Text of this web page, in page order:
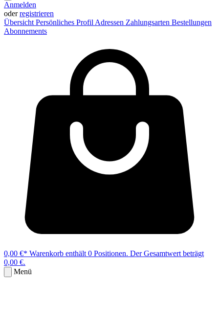
Anmelden
oderregistrieren
Übersicht Persönliches Profil Adressen Zahlungsarten Bestellungen
Abonnements
0,00 €* Warenkorb enthält 0 Positionen. Der Gesamtwert beträgt
0,00 €.
Menü